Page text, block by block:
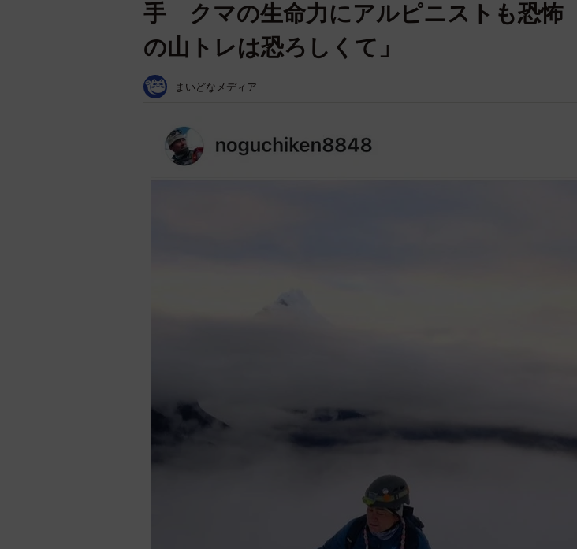
手 クマの生命力にアルピニストも恐怖
の山トレは恐ろしくて」
まいどなメディア